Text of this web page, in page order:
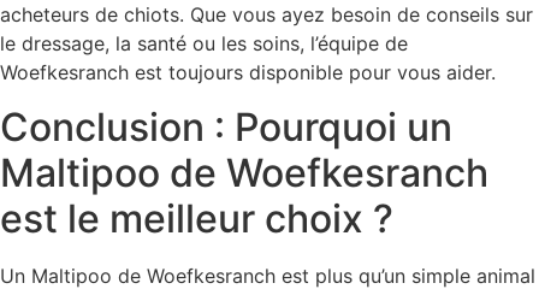
acheteurs de chiots. Que vous ayez besoin de conseils sur
le dressage, la santé ou les soins, l’équipe de
Woefkesranch est toujours disponible pour vous aider.
Conclusion : Pourquoi un
Maltipoo de Woefkesranch
est le meilleur choix ?
Un Maltipoo de Woefkesranch est plus qu’un simple animal